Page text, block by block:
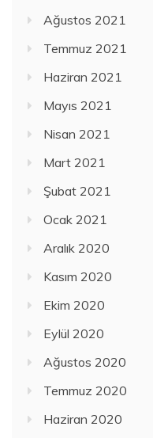
Ağustos 2021
Temmuz 2021
Haziran 2021
Mayıs 2021
Nisan 2021
Mart 2021
Şubat 2021
Ocak 2021
Aralık 2020
Kasım 2020
Ekim 2020
Eylül 2020
Ağustos 2020
Temmuz 2020
Haziran 2020